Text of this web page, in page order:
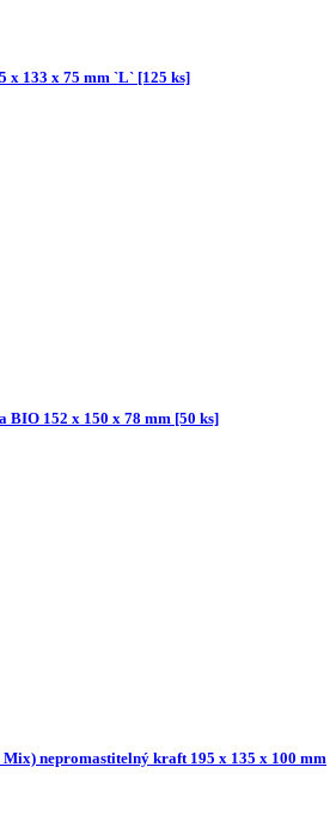
x 133 x 75 mm `L` [125 ks]
152 x 150 x 78 mm [50 ks]
Mix) nepromastitelný kraft 195 x 135 x 100 mm